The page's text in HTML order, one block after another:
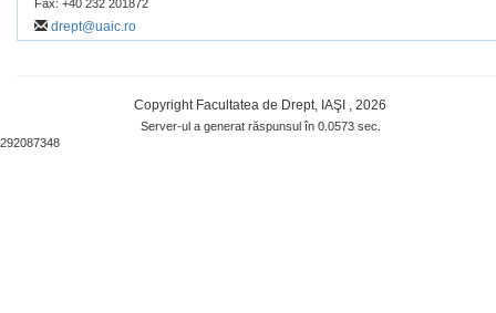
Fax: +40 232 201872
drept@uaic.ro
Copyright Facultatea de Drept, IAŞI , 2026
Server-ul a generat răspunsul în 0.0573 sec.
292087348